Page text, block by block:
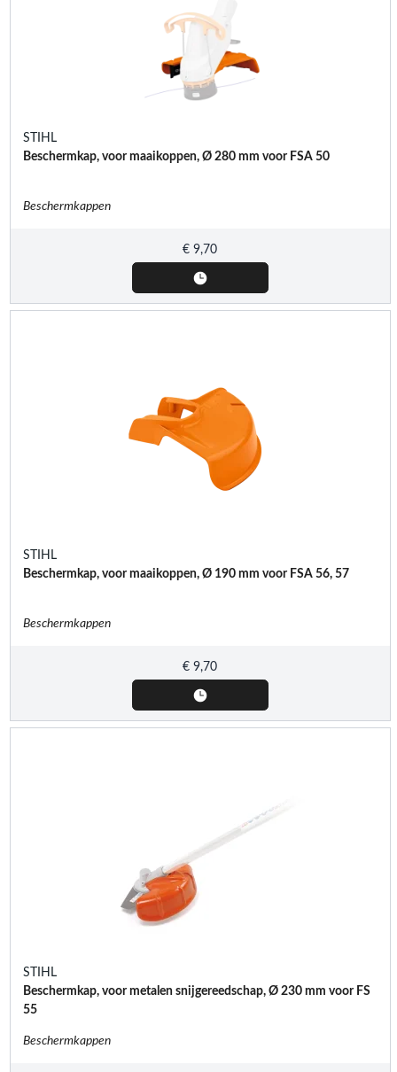
STIHL
Beschermkap, voor maaikoppen, Ø 280 mm voor FSA 50
Beschermkappen
€ 9,70
STIHL
Beschermkap, voor maaikoppen, Ø 190 mm voor FSA 56, 57
Beschermkappen
€ 9,70
STIHL
Beschermkap, voor metalen snijgereedschap, Ø 230 mm voor FS
55
Beschermkappen